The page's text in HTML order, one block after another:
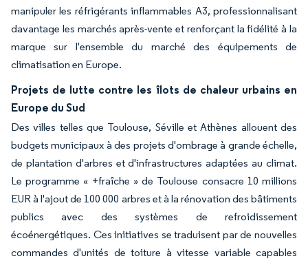
manipuler les réfrigérants inflammables A3, professionnalisant
davantage les marchés après-vente et renforçant la fidélité à la
marque sur l'ensemble du marché des équipements de
climatisation en Europe.
Projets de lutte contre les îlots de chaleur urbains en
Europe du Sud
Des villes telles que Toulouse, Séville et Athènes allouent des
budgets municipaux à des projets d'ombrage à grande échelle,
de plantation d'arbres et d'infrastructures adaptées au climat.
Le programme « +fraîche » de Toulouse consacre 10 millions
EUR à l'ajout de 100 000 arbres et à la rénovation des bâtiments
publics avec des systèmes de refroidissement
écoénergétiques. Ces initiatives se traduisent par de nouvelles
commandes d'unités de toiture à vitesse variable capables